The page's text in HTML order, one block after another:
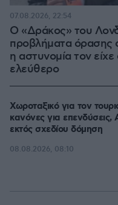
Ο «Δράκος» του
προβλήματα όρασης
η αστυνομία τον
ελεύθερο
07.08.2026, 22:54
Χωροταξικό για τον
κανόνες για επενδύσεις,
εκτός σχεδίου δόμηση
08.08.2026, 08:10